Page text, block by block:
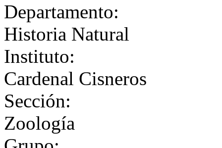
Departamento:
Historia Natural
Instituto:
Cardenal Cisneros
Sección:
Zoología